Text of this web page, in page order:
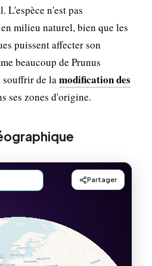
L'espèce n'est pas
milieu naturel, bien que les
puissent affecter son
beaucoup de Prunus
souffrir de lamodification des
ses zones d'origine.